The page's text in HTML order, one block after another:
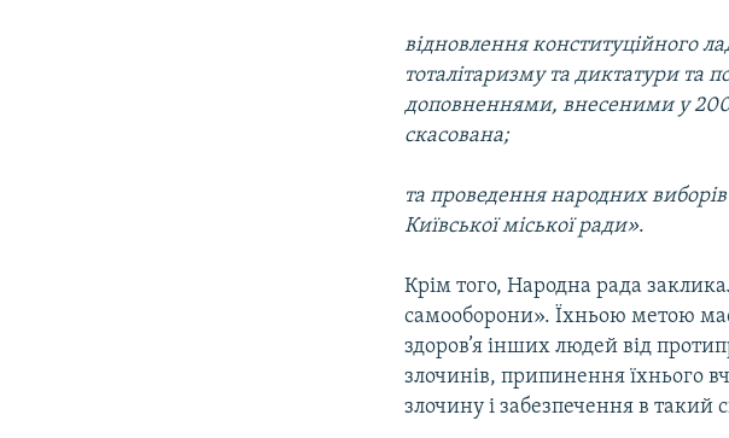
відновлення конституційного
тоталітаризму та диктатури та
доповненнями, внесеними у
скасована;
та проведення народних виборів
Київської міської ради».
Крім того, Народна рада
самооборони». Їхньою метою має
здоров’я інших людей від
злочинів, припинення їхнього
злочину і забезпечення в такий